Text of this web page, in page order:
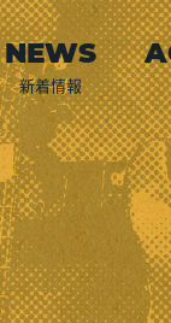
新着情報